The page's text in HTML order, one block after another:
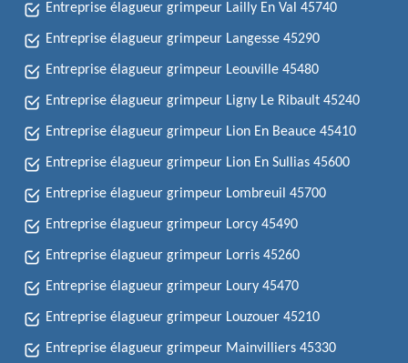
Entreprise élagueur grimpeur Lailly En Val 45740
Entreprise élagueur grimpeur Langesse 45290
Entreprise élagueur grimpeur Leouville 45480
Entreprise élagueur grimpeur Ligny Le Ribault 45240
Entreprise élagueur grimpeur Lion En Beauce 45410
Entreprise élagueur grimpeur Lion En Sullias 45600
Entreprise élagueur grimpeur Lombreuil 45700
Entreprise élagueur grimpeur Lorcy 45490
Entreprise élagueur grimpeur Lorris 45260
Entreprise élagueur grimpeur Loury 45470
Entreprise élagueur grimpeur Louzouer 45210
Entreprise élagueur grimpeur Mainvilliers 45330